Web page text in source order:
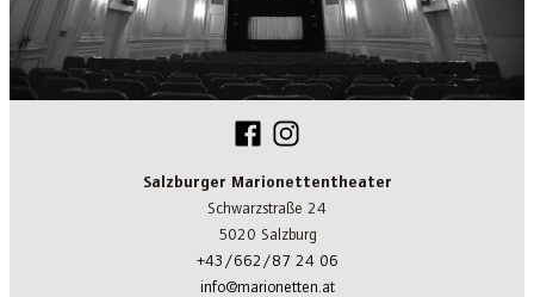
Salzburger Marionettentheater
Schwarzstraße 24
5020 Salzburg
+43/662/87 24 06
info@marionetten.at